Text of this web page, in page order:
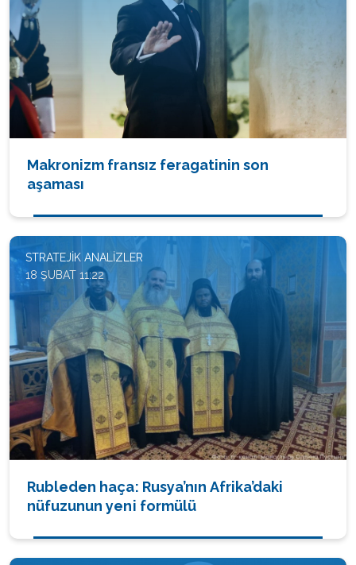
Makronizm fransız feragatinin son
aşaması
STRATEJIK ANALIZLER
18 ŞUBAT 11:22
Rubleden haça: Rusya’nın Afrika’daki
nüfuzunun yeni formülü